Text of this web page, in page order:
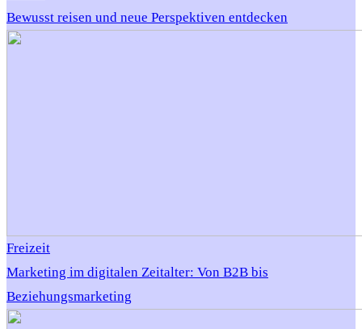
Bewusst reisen und neue Perspektiven entdecken
Freizeit
Marketing im digitalen Zeitalter: Von B2B bis
Beziehungsmarketing